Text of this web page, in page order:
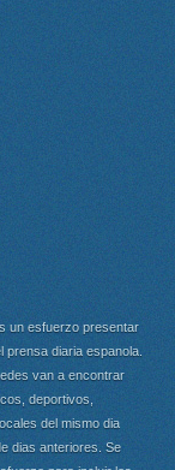
un esfuerzo presentar
prensa diaria espanola.
van a encontrar
deportivos,
del mismo dia
dias anteriores. Se